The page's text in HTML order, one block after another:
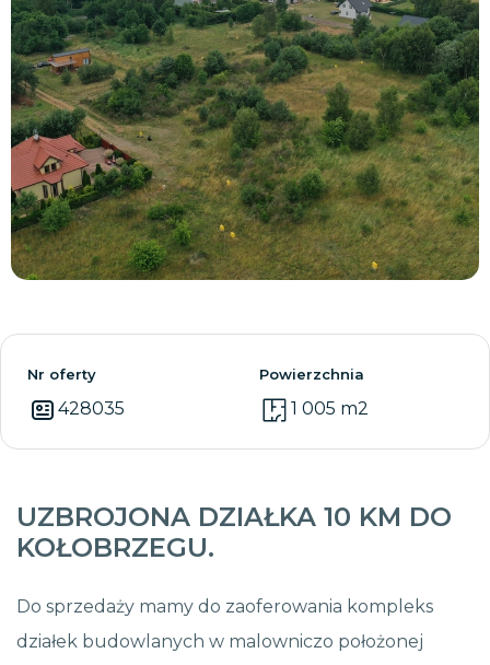
Zobacz wszystkie
Nr oferty
428035
Powierzchnia
1 005 m2
UZBROJONA DZIAŁKA 10 KM DO
KOŁOBRZEGU.
Do sprzedaży mamy do zaoferowania kompleks
działek budowlanych w malowniczo położonej